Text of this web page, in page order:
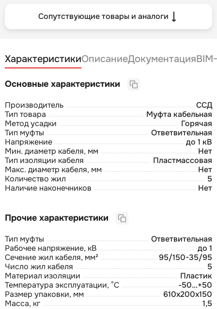
Сопутствующие товары и аналоги
ХарактеристикиОписаниеДокументация
Основные характеристики
Производитель
ССД
Тип товара
Муфта кабельная
Метод усадки
Горячая
Тип муфты
Ответвительная
Напряжение
до 1 кВ
Мин. диаметр кабеля, мм
Нет
Тип изоляции кабеля
Пластмассовая
Макс. диаметр кабеля, мм
Нет
Количество жил
5
Наличие наконечников
Нет
Прочие характеристики
Тип муфты
Ответвительная
Рабочее напряжение, кВ
до 1
Сечение жил кабеля, мм²
95/150-35/95
Число жил кабеля
5
Материал изоляции
Пластик
Температура эксплуатации, °С
-50...+50
Размер упаковки, мм
610х200х150
Масса, кг
1,5